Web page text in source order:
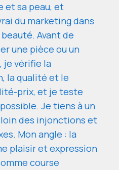
et sa peau, et
du marketing dans
Avant de
une pièce ou un
je vérifie la
la qualité et le
prix, et je teste
Je tiens à un
des injonctions et
Mon angle : la
plaisir et expression
course